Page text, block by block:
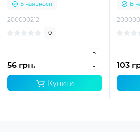
В наявності
200000212
0
56 грн.
Купити
В
103